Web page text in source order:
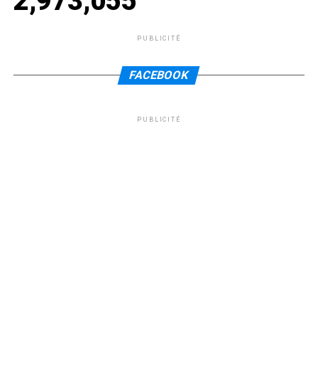
PUBLICITÉ
FACEBOOK
PUBLICITÉ